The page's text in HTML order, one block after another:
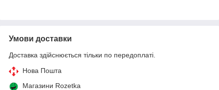
Умови доставки
Доставка здійснюється тільки по передоплаті.
Нова Пошта
Магазини Rozetka